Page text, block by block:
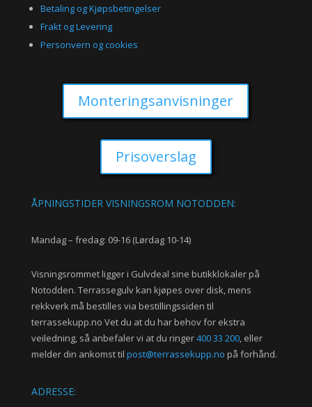
Betaling og Kjøpsbetingelser
Frakt og Levering
Personvern og cookies
Monteringsanvisninger
Prisoverslag
ÅPNINGSTIDER VISNINGSROM NOTODDEN:
Mandag – fredag: 09-16 (Lørdag 10-14)
Visningsrommet ligger i Gulvdeal sine butikklokaler på
Notodden. Terrassegulv kan kjøpes over disk, mens
rekkverk må bestilles via bestillingssiden til
terrassekupp.no Vet du at du har behov for ekstra
veiledning, så anbefaler vi at du ringer400 33 200, eller
melder din ankomst til post@terrassekupp.no på forhånd.
ADRESSE: